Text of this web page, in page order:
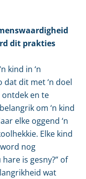
dit prakties
kind in ‘n
dat dit met ‘n doel
ontdek en te
om ‘n kind
elke oggend ‘n
Elke kind
nog
is gesny?” of
wat